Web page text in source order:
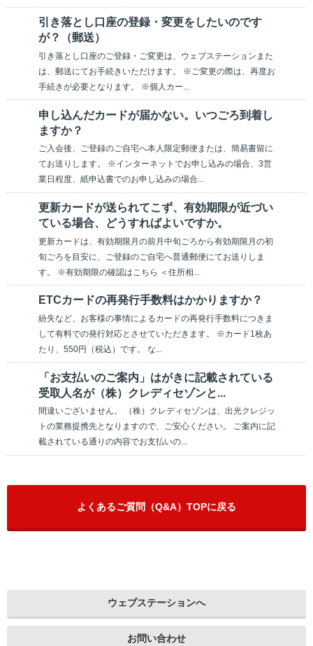
引き落とし口座の登録・変更をしたいのです
が？（郵送）
引き落とし口座のご登録・ご変更は、ウェブステーションまた
は、郵送にてお手続きいただけます。 ※ご変更の際は、再度お
手続きが必要となります。 ※個人カー...
申し込んだカードが届かない。いつごろ到着し
ますか？
ご入会後、ご登録のご自宅へ本人限定郵便または、簡易書留に
てお送りします。 ※インターネットでお申し込みの場合、3営
業日程度、紙申込書でのお申し込みの場合...
更新カードが送られてこず、有効期限が近づい
ている場合、どうすればよいですか。
更新カードは、有効期限月の前月中旬ごろから有効期限月の初
旬ごろを目安に、ご登録のご自宅へ普通郵便にてお送りしま
す。 ※有効期限の確認はこちら ＜住所相...
ETCカードの再発行手数料はかかりますか？
紛失など、お客様の事情によるカードの再発行手数料につきま
して有料での発行対応とさせていただきます。 ※カード1枚あ
たり、550円（税込）です。 な...
「お支払いのご案内」はがきに記載されている
受取人名が（株）クレディセゾンと...
間違いございません。 （株）クレディセゾンは、出光クレジッ
トの業務提携先となりますので、ご安心ください。 ご案内に記
載されている通りの内容でお支払いの...
よくあるご質問（Q&A）TOPに戻る
ウェブステーションへ
お問い合わせ